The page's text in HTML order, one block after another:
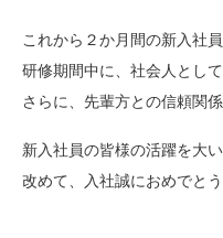
これから２か月間の新入社
研修期間中に、社会人とし
さらに、先輩方との信頼関
新入社員の皆様の活躍を大
改めて、入社誠におめでと